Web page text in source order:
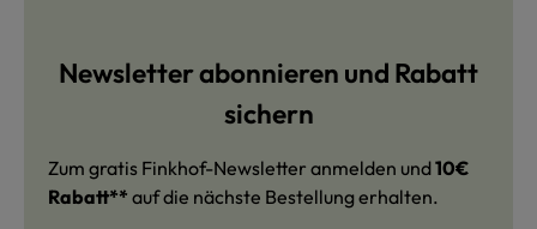
Newsletter abonnieren und Rabatt
sichern
Zum gratis Finkhof-Newsletter anmelden und10€
Rabatt** auf die nächste Bestellung erhalten.